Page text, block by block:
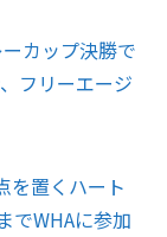
カップ決勝で
フリーエージ
を置くハート
でWHAに参加